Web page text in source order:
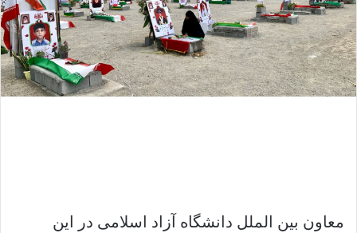
معاون بین الملل دانشگاه آزاد اسلامی در این